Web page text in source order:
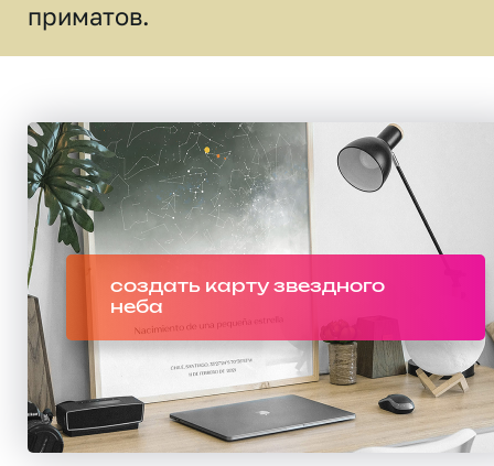
приматов.
создать карту звездного
неба